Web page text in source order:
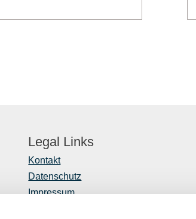
Legal Links
Kontakt
Datenschutz
Impressum